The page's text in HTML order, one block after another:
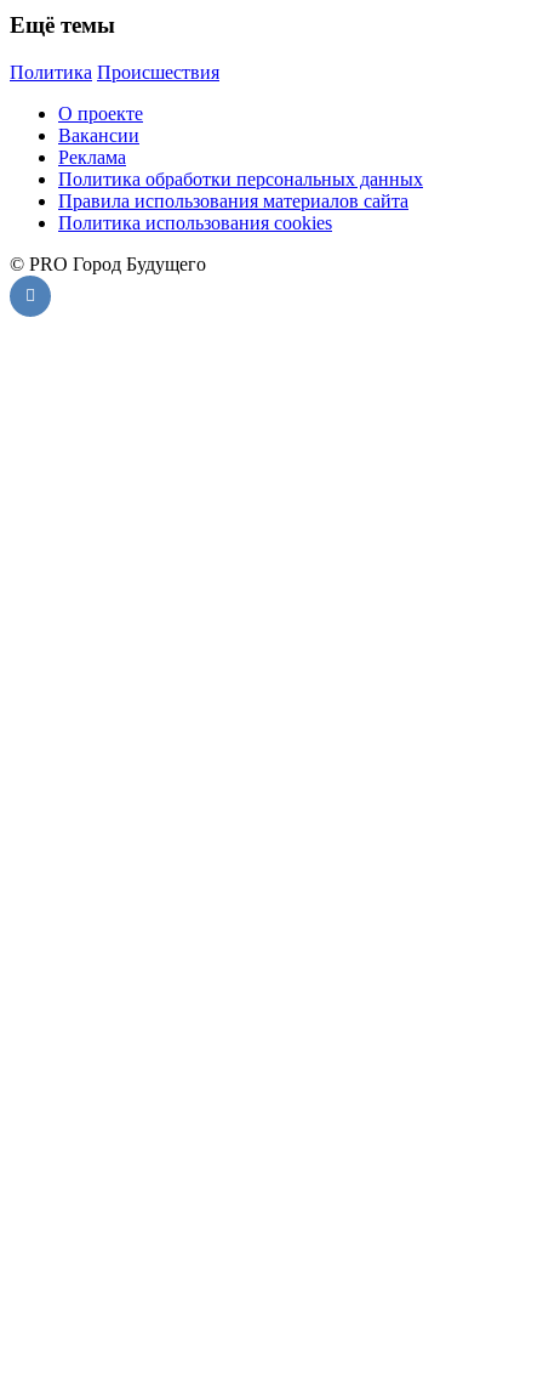
Ещё темы
Политика Происшествия
О проекте
Вакансии
Реклама
Политика обработки персональных данных
Правила использования материалов сайта
Политика использования cookies
© PRO Город Будущего